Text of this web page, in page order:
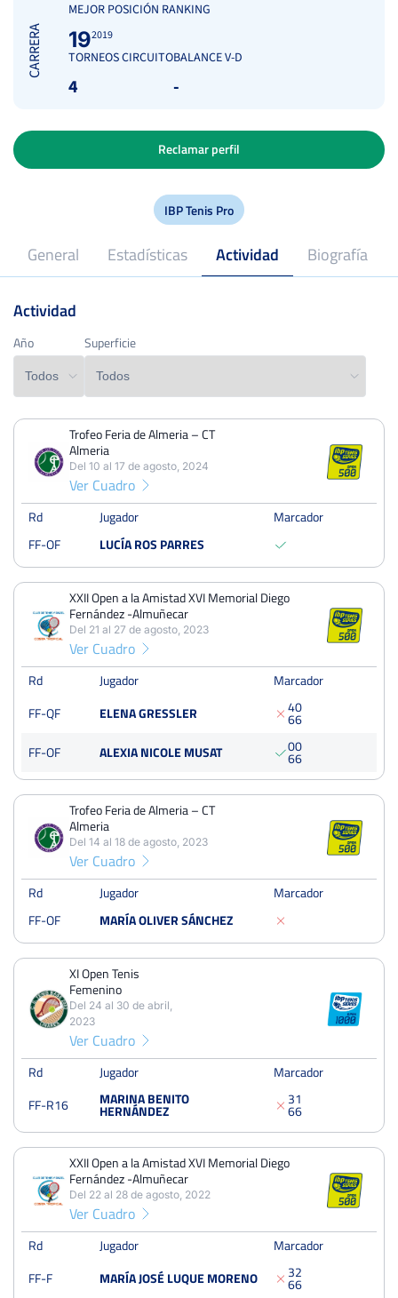
CARRERA
MEJOR POSICIÓN RANKING
192019
TORNEOS CIRCUITO
4
BALANCE V-D
-
IBP Tenis Pro
General Estadísticas Actividad Biografía
Reclamar perfil
Profesional desde
Año Superficie
PERDIDOS PARTIDOS
12 25
PERDIDOS SETS
26 28
PERDIDOS JUEGOS
Trofeo Feria de Almeria – CT Almeria
Del 10 al 17 de agosto, 2024
XXII Open a la Amistad XVI Memorial Diego Fernández -
Cuartos
Dura
Trofeo Feria de Almeria – CT Almeria
Del 14 al 18 de agosto, 2023
Tierra
XI Open Tenis Femenino
Del 24 al 30 de abril, 2023
Dieciseisavos
XXII Open a la Amistad XVI Memorial Diego Fernández -
Del 22 al 28 de agosto, 2022
Dura
Open Ciudad de Torrevieja
Del 01 al 07 de agosto, 2022
Tierra
Open a la Amistad Memorial Diego Fernández -Almuñecar
Actividad
Año Superficie
Trofeo Feria de Almeria – CT
Almeria
Del 10 al 17 de agosto, 2024
Ver Cuadro
Rd Jugador
Marcador
FF-OF
LUCÍA ROS PARRES
XXII Open a la Amistad XVI Memorial Diego
Fernández -Almuñecar
Del 21 al 27 de agosto, 2023
Ver Cuadro
Rd Jugador
Marcador
FF-QF
ELENA GRESSLER 4
6
0
6
FF-OF
ALEXIA NICOLE MUSAT 0
6
0
6
Trofeo Feria de Almeria – CT
Almeria
Del 14 al 18 de agosto, 2023
Ver Cuadro
Rd Jugador
Marcador
FF-OF
MARÍA OLIVER SÁNCHEZ
XI Open Tenis
Femenino
Del 24 al 30 de abril,
2023
Ver Cuadro
Rd Jugador
Marcador
FF-R16
MARINA BENITO
HERNÁNDEZ
3
6
1
6
XXII Open a la Amistad XVI Memorial Diego
Fernández -Almuñecar
Del 22 al 28 de agosto, 2022
Ver Cuadro
Rd Jugador
Marcador
FF-F
MARÍA JOSÉ LUQUE MORENO 3
6
2
6